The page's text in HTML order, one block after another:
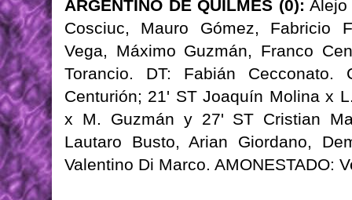
ARGENTINO DE QUILMES (0): Alejo
Cosciuc, Mauro Gómez, Fabricio
Vega, Máximo Guzmán, Franco
Torancio. DT: Fabián
Centurión; 21' ST Joaquín Molina x
x M. Guzmán y 27' ST Cristian
Lautaro Busto, Arian Giordano,
Valentino Di Marco. AMONESTADO: